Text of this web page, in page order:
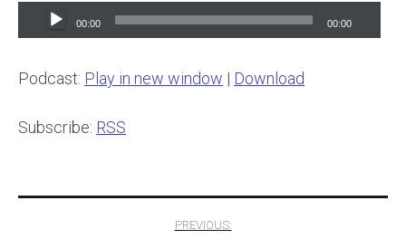
Audio
Player
00:00 00:00
Podcast: Play in new window | Download
Subscribe: RSS
PREVIOUS: